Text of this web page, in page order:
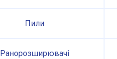
Пили
Ранорозширювачі